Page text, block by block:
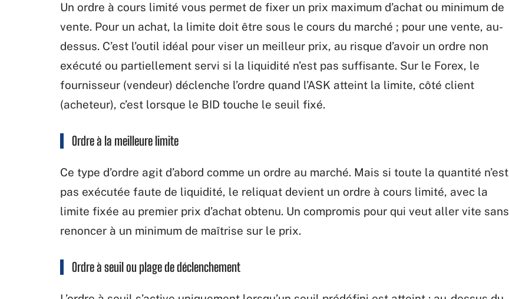
Un ordre à cours limité vous permet de fixer un prix maximum d’achat ou minimum de
vente. Pour un achat, la limite doit être sous le cours du marché ; pour une vente, au-
dessus. C’est l’outil idéal pour viser un meilleur prix, au risque d’avoir un ordre non
exécuté ou partiellement servi si la liquidité n’est pas suffisante. Sur le Forex, le
fournisseur (vendeur) déclenche l’ordre quand l’ASK atteint la limite, côté client
(acheteur), c’est lorsque le BID touche le seuil fixé.
Ordre à la meilleure limite
Ce type d’ordre agit d’abord comme un ordre au marché. Mais si toute la quantité n’est
pas exécutée faute de liquidité, le reliquat devient un ordre à cours limité, avec la
limite fixée au premier prix d’achat obtenu. Un compromis pour qui veut aller vite sans
renoncer à un minimum de maîtrise sur le prix.
Ordre à seuil ou plage de déclenchement